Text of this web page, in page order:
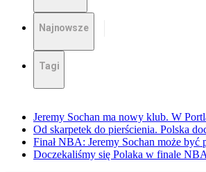
Najnowsze
Tagi
Jeremy Sochan ma nowy klub. W
Od skarpetek do pierścienia. Polska
Finał NBA: Jeremy Sochan może być
Doczekaliśmy się Polaka w finale